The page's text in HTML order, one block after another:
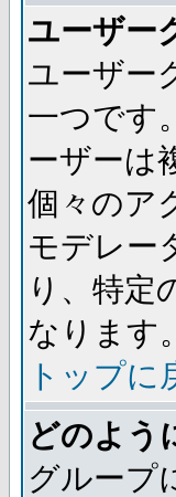
ユーザー
ユーザー
一つです
ーザーは
個々のア
モデレー
り、特定
なります。
トップに
どのよう
グループ